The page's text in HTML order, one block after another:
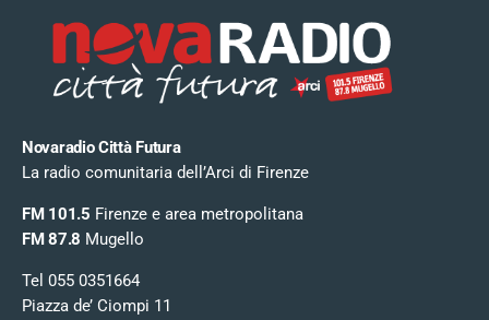
Novaradio Città Futura
La radio comunitaria dell’Arci di Firenze
FM 101.5 Firenze e area metropolitana
FM 87.8 Mugello
Tel 055 0351664
Piazza de’ Ciompi 11